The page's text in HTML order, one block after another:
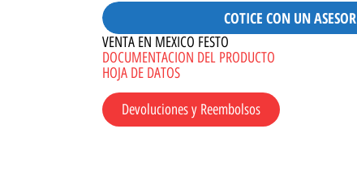
COTICE CON UN ASESOR
VENTA EN MEXICO FESTO
DOCUMENTACION DEL PRODUCTO
HOJA DE DATOS
Devoluciones y Reembolsos